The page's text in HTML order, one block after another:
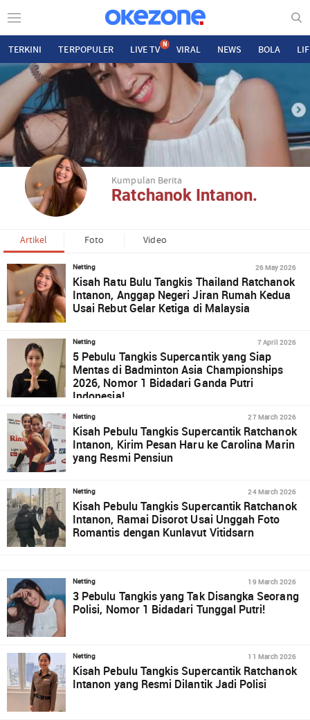
TERKINI TERPOPULER LIVE TV N VIRAL NEWS BOLA
Kumpulan Berita
Ratchanok Intanon.
Artikel Foto Video
Netting 26 May 2026
Kisah Ratu Bulu Tangkis Thailand Ratchanok
Intanon, Anggap Negeri Jiran Rumah Kedua
Usai Rebut Gelar Ketiga di Malaysia
Netting 7 April 2026
5 Pebulu Tangkis Supercantik yang Siap
Mentas di Badminton Asia Championships
2026, Nomor 1 Bidadari Ganda Putri
Indonesia!
Netting 27 March 2026
Kisah Pebulu Tangkis Supercantik Ratchanok
Intanon, Kirim Pesan Haru ke Carolina Marin
yang Resmi Pensiun
Netting 24 March 2026
Kisah Pebulu Tangkis Supercantik Ratchanok
Intanon, Ramai Disorot Usai Unggah Foto
Romantis dengan Kunlavut Vitidsarn
Netting 19 March 2026
3 Pebulu Tangkis yang Tak Disangka Seorang
Polisi, Nomor 1 Bidadari Tunggal Putri!
Netting 11 March 2026
Kisah Pebulu Tangkis Supercantik Ratchanok
Intanon yang Resmi Dilantik Jadi Polisi